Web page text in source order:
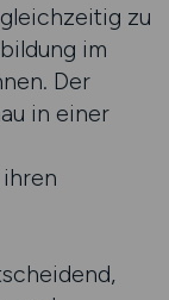
zu
im
Der
in einer